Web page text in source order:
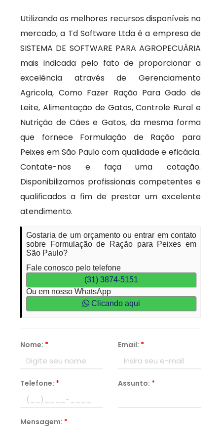
Utilizando os melhores recursos disponíveis no
mercado, a Td Software Ltda é a empresa de
SISTEMA DE SOFTWARE PARA AGROPECUÁRIA
mais indicada pelo fato de proporcionar a
excelência através de Gerenciamento
Agricola, Como Fazer Ração Para Gado de
Leite, Alimentação de Gatos, Controle Rural e
Nutrição de Cães e Gatos, da mesma forma
que fornece Formulação de Ração para
Peixes em São Paulo com qualidade e eficácia.
Contate-nos e faça uma cotação.
Disponibilizamos profissionais competentes e
qualificados a fim de prestar um excelente
atendimento.
Gostaria de um orçamento ou entrar em contato
sobre Formulação de Ração para Peixes em
São Paulo?
Fale conosco pelo telefone
(31) 3874-5151
Ou em nosso WhatsApp
Clicando aqui
Nome: * Email: *
Telefone: * Assunto: *
Mensagem: *